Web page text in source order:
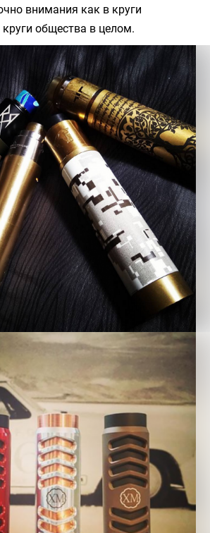
внимания как в круги
круги общества в целом.